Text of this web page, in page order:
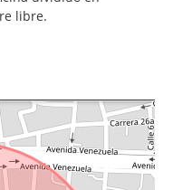
libre.